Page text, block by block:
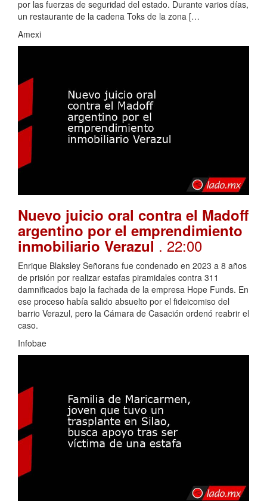
por las fuerzas de seguridad del estado. Durante varios días,
un restaurante de la cadena Toks de la zona […
Amexi
Nuevo juicio oral contra el Madoff
argentino por el emprendimiento
inmobiliario Verazul . 22:00
Enrique Blaksley Señorans fue condenado en 2023 a 8 años
de prisión por realizar estafas piramidales contra 311
damnificados bajo la fachada de la empresa Hope Funds. En
ese proceso había salido absuelto por el fideicomiso del
barrio Verazul, pero la Cámara de Casación ordenó reabrir el
caso.
Infobae